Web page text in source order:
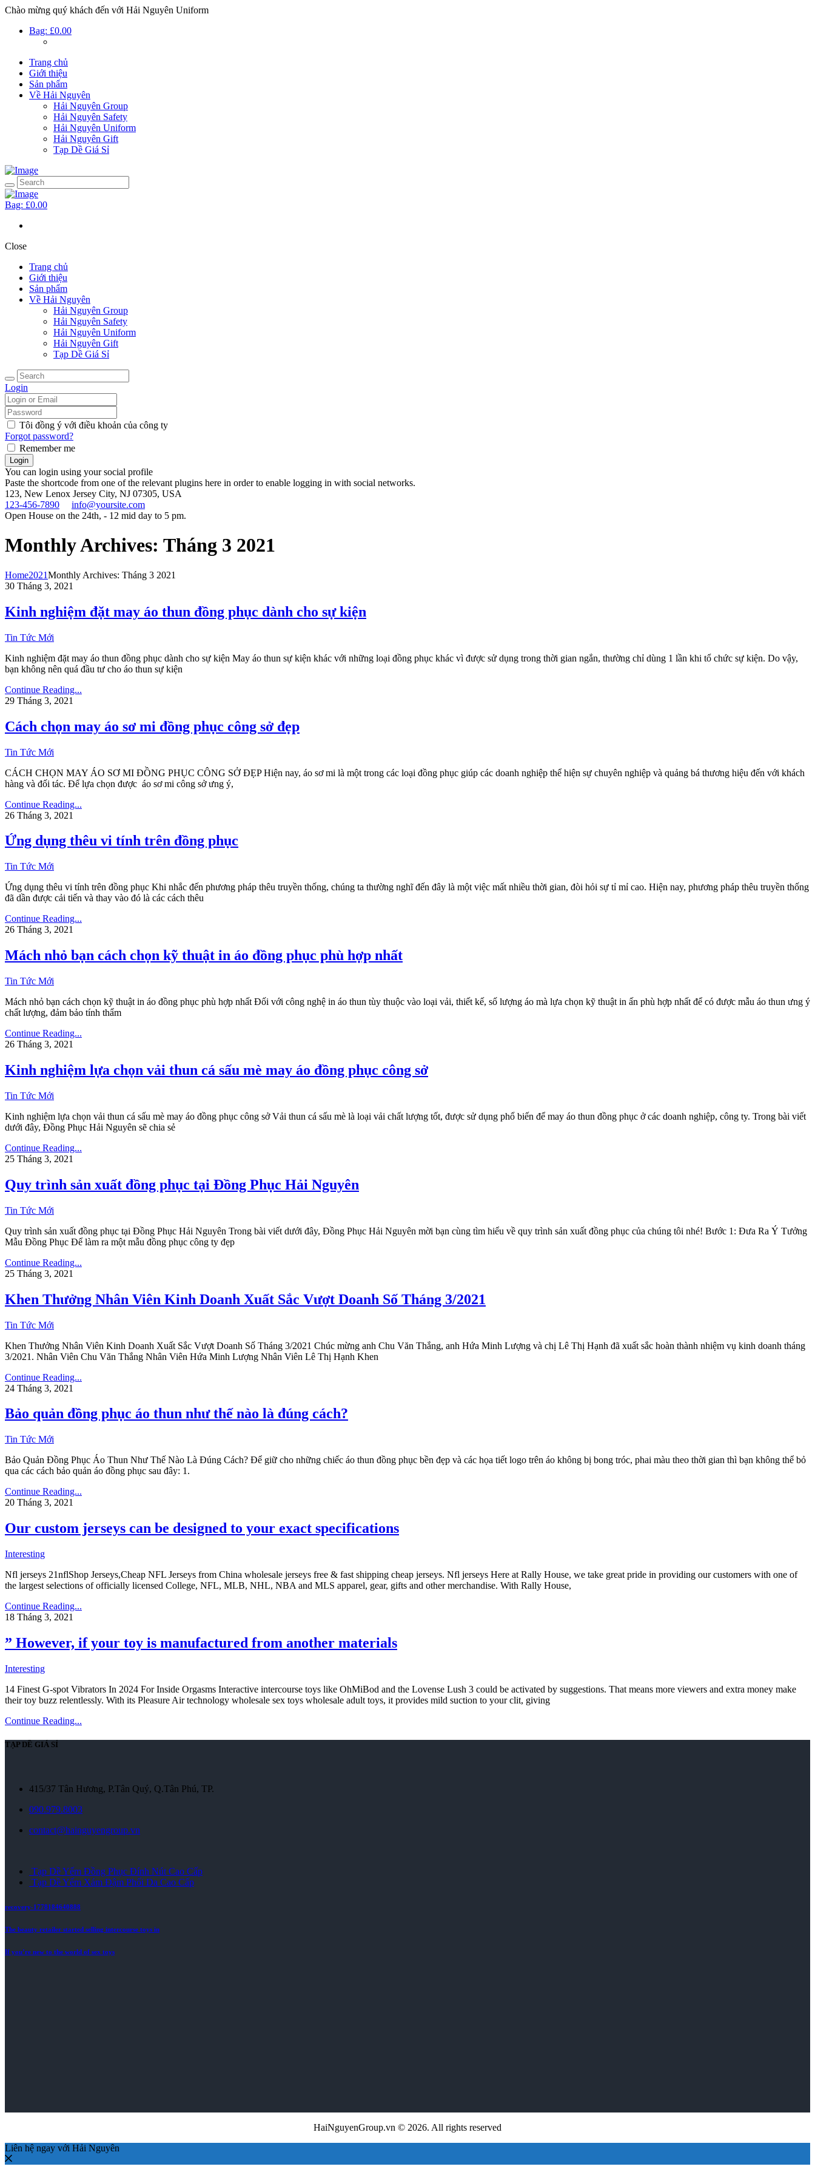
Chào mừng quý khách đến với Hải Nguyên Uniform
Bag: £0.00
Trang chủ
Giới thiệu
Sản phẩm
Về Hải Nguyên
Hải Nguyên Group
Hải Nguyên Safety
Hải Nguyên Uniform
Hải Nguyên Gift
Tạp Dề Giá Sỉ
Bag: £0.00
Close
Trang chủ
Giới thiệu
Sản phẩm
Về Hải Nguyên
Hải Nguyên Group
Hải Nguyên Safety
Hải Nguyên Uniform
Hải Nguyên Gift
Tạp Dề Giá Sỉ
Login
Tôi đồng ý với điều khoản của công ty
Forgot password?
Remember me
You can login using your social profile
Paste the shortcode from one of the relevant plugins here in order to enable logging in with social networks.
123, New Lenox Jersey City, NJ 07305, USA
123-456-7890
info@yoursite.com
Open House on the 24th, - 12 mid day to 5 pm.
Monthly Archives: Tháng 3 2021
Home2021Monthly Archives: Tháng 3 2021
30 Tháng 3, 2021
Kinh nghiệm đặt may áo thun đồng phục dành cho sự kiện
Tin Tức Mới
Kinh nghiệm đặt may áo thun đồng phục dành cho sự kiện May áo thun sự kiện khác với những loại đồng phục khác vì được sử dụng trong thời gian ngắn, thường chỉ dùng 1 lần khi tổ chức sự kiện. Do vậy,
bạn không nên quá đầu tư cho áo thun sự kiện
Continue Reading...
29 Tháng 3, 2021
Cách chọn may áo sơ mi đồng phục công sở đẹp
Tin Tức Mới
CÁCH CHỌN MAY ÁO SƠ MI ĐỒNG PHỤC CÔNG SỞ ĐẸP Hiện nay, áo sơ mi là một trong các loại đồng phục giúp các doanh nghiệp thể hiện sự chuyên nghiệp và quảng bá thương hiệu đến với khách
hàng và đối tác. Để lựa chọn được áo sơ mi công sở ưng ý,
Continue Reading...
26 Tháng 3, 2021
Ứng dụng thêu vi tính trên đồng phục
Tin Tức Mới
Ứng dụng thêu vi tính trên đồng phục Khi nhắc đến phương pháp thêu truyền thống, chúng ta thường nghĩ đến đây là một việc mất nhiều thời gian, đòi hỏi sự tỉ mỉ cao. Hiện nay, phương pháp thêu truyền thống
đã dần được cải tiến và thay vào đó là các cách thêu
Continue Reading...
26 Tháng 3, 2021
Mách nhỏ bạn cách chọn kỹ thuật in áo đồng phục phù hợp nhất
Tin Tức Mới
Mách nhỏ bạn cách chọn kỹ thuật in áo đồng phục phù hợp nhất Đối với công nghệ in áo thun tùy thuộc vào loại vải, thiết kế, số lượng áo mà lựa chọn kỹ thuật in ấn phù hợp nhất để có được mẫu áo thun ưng ý
chất lượng, đảm bảo tính thẩm
Continue Reading...
26 Tháng 3, 2021
Kinh nghiệm lựa chọn vải thun cá sấu mè may áo đồng phục công sở
Tin Tức Mới
Kinh nghiệm lựa chọn vải thun cá sấu mè may áo đồng phục công sở Vải thun cá sấu mè là loại vải chất lượng tốt, được sử dụng phổ biến để may áo thun đồng phục ở các doanh nghiệp, công ty. Trong bài viết
dưới đây, Đồng Phục Hải Nguyên sẽ chia sẻ
Continue Reading...
25 Tháng 3, 2021
Quy trình sản xuất đồng phục tại Đồng Phục Hải Nguyên
Tin Tức Mới
Quy trình sản xuất đồng phục tại Đồng Phục Hải Nguyên Trong bài viết dưới đây, Đồng Phục Hải Nguyên mời bạn cùng tìm hiểu về quy trình sản xuất đồng phục của chúng tôi nhé! Bước 1: Đưa Ra Ý Tưởng
Mẫu Đồng Phục Để làm ra một mẫu đồng phục công ty đẹp
Continue Reading...
25 Tháng 3, 2021
Khen Thưởng Nhân Viên Kinh Doanh Xuất Sắc Vượt Doanh Số Tháng 3/2021
Tin Tức Mới
Khen Thưởng Nhân Viên Kinh Doanh Xuất Sắc Vượt Doanh Số Tháng 3/2021 Chúc mừng anh Chu Văn Thắng, anh Hứa Minh Lượng và chị Lê Thị Hạnh đã xuất sắc hoàn thành nhiệm vụ kinh doanh tháng
3/2021. Nhân Viên Chu Văn Thắng Nhân Viên Hứa Minh Lượng Nhân Viên Lê Thị Hạnh Khen
Continue Reading...
24 Tháng 3, 2021
Bảo quản đồng phục áo thun như thế nào là đúng cách?
Tin Tức Mới
Bảo Quản Đồng Phục Áo Thun Như Thế Nào Là Đúng Cách? Để giữ cho những chiếc áo thun đồng phục bền đẹp và các họa tiết logo trên áo không bị bong tróc, phai màu theo thời gian thì bạn không thể bỏ
qua các cách bảo quản áo đồng phục sau đây: 1.
Continue Reading...
20 Tháng 3, 2021
Our custom jerseys can be designed to your exact specifications
Interesting
Nfl jerseys 21nflShop Jerseys,Cheap NFL Jerseys from China wholesale jerseys free & fast shipping cheap jerseys. Nfl jerseys Here at Rally House, we take great pride in providing our customers with one of
the largest selections of officially licensed College, NFL, MLB, NHL, NBA and MLS apparel, gear, gifts and other merchandise. With Rally House,
Continue Reading...
18 Tháng 3, 2021
” However, if your toy is manufactured from another materials
Interesting
14 Finest G-spot Vibrators In 2024 For Inside Orgasms Interactive intercourse toys like OhMiBod and the Lovense Lush 3 could be activated by suggestions. That means more viewers and extra money make
their toy buzz relentlessly. With its Pleasure Air technology wholesale sex toys wholesale adult toys, it provides mild suction to your clit, giving
Continue Reading...
TẠP DỀ GIÁ SỈ
415/37 Tân Hương, P.Tân Quý, Q.Tân Phú, TP.
090.979.8003
contact@hainguyengroup.vn
Tạp Dề Yếm Đồng Phục Đính Nút Cao Cấp
Tạp Dề Yếm Xám Đậm Phối Da Cao Cấp
recovery-1778184640888
The beauty retailer started selling intercourse toys in
If you’re new to the world of sex toys
HaiNguyenGroup.vn © 2026. All rights reserved
Liên hệ ngay với Hải Nguyên